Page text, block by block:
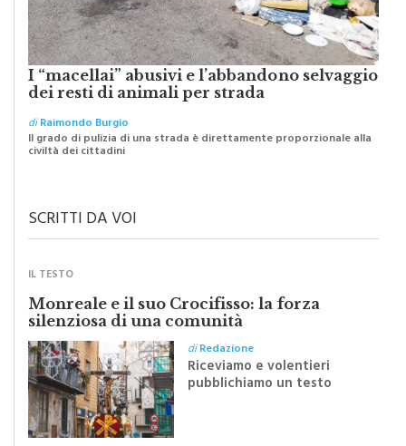
I “macellai” abusivi e l’abbandono selvaggio
dei resti di animali per strada
diRaimondo Burgio
Il grado di pulizia di una strada è direttamente proporzionale alla
civiltà dei cittadini
Monreale e il suo Crocifisso: la forza
silenziosa di una comunità
diRedazione
Riceviamo e volentieri
pubblichiamo un testo
inviato dalla scrittrice
monrealese Mariella